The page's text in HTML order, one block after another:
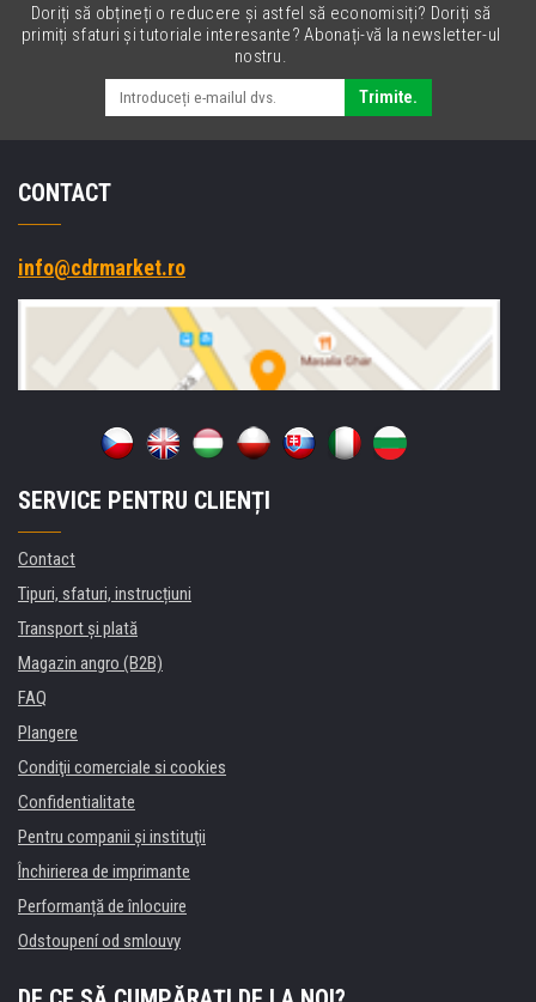
Doriți să obțineți o reducere și astfel să economisiți? Doriți să
primiți sfaturi și tutoriale interesante? Abonați-vă la newsletter-ul
nostru.
Trimite.
CONTACT
info@cdrmarket.ro
SERVICE PENTRU CLIENȚI
Contact
Tipuri, sfaturi, instrucțiuni
Transport şi plată
Magazin angro (B2B)
FAQ
Plangere
Condiţii comerciale si cookies
Confidentialitate
Pentru companii și instituţii
Închirierea de imprimante
Performanță de înlocuire
Odstoupení od smlouvy